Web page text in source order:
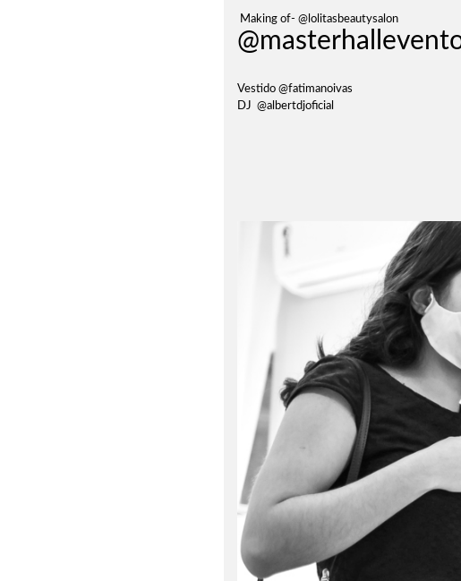
Making of- @lolitasbeautysalon
Vestido @fatimanoivas
DJ @albertdjoficial